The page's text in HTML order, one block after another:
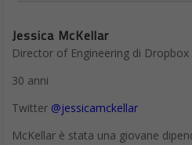
30 anni
Twitter@jessicamckellar
McKellar è stata una giovane
acquisita da Oracle nel 2011. Nel
chat software company che nel
Dropbox. Da allora è a capo del